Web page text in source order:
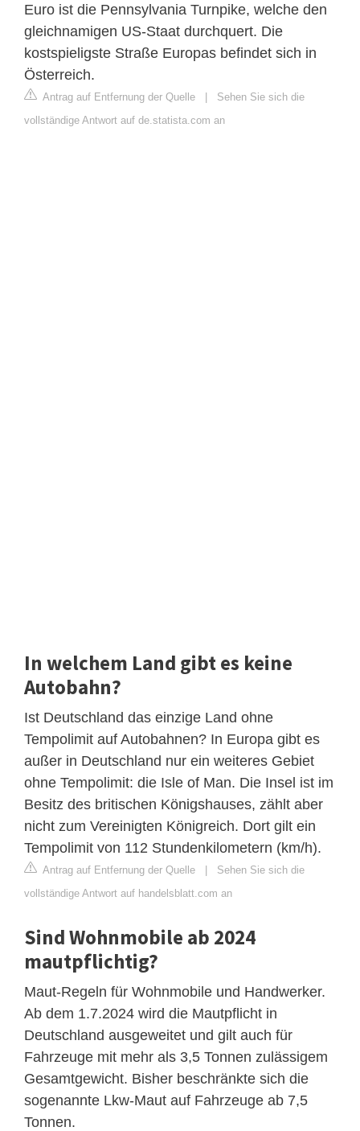
Euro ist die Pennsylvania Turnpike, welche den
gleichnamigen US-Staat durchquert. Die
kostspieligste Straße Europas befindet sich in
Österreich.
Antrag auf Entfernung der Quelle | Sehen Sie sich die
vollständige Antwort auf de.statista.com an
In welchem Land gibt es keine
Autobahn?
Ist Deutschland das einzige Land ohne
Tempolimit auf Autobahnen? In Europa gibt es
außer in Deutschland nur ein weiteres Gebiet
ohne Tempolimit: die Isle of Man. Die Insel ist im
Besitz des britischen Königshauses, zählt aber
nicht zum Vereinigten Königreich. Dort gilt ein
Tempolimit von 112 Stundenkilometern (km/h).
Antrag auf Entfernung der Quelle | Sehen Sie sich die
vollständige Antwort auf handelsblatt.com an
Sind Wohnmobile ab 2024
mautpflichtig?
Maut-Regeln für Wohnmobile und Handwerker.
Ab dem 1.7.2024 wird die Mautpflicht in
Deutschland ausgeweitet und gilt auch für
Fahrzeuge mit mehr als 3,5 Tonnen zulässigem
Gesamtgewicht. Bisher beschränkte sich die
sogenannte Lkw-Maut auf Fahrzeuge ab 7,5
Tonnen.